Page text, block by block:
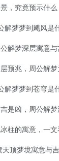
，究竟预示什
梦梦到飓风是什
解梦深层寓意
预兆，周公解
梦梦到苍穹是什
是凶，周公解
柱的寓意，一
顶梦境寓意与